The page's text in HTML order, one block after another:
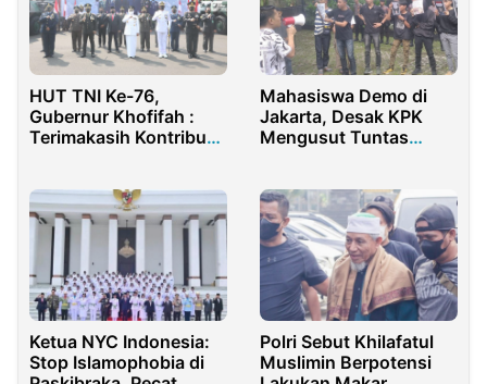
HUT TNI Ke-76,
Gubernur Khofifah :
Terimakasih Kontribusi
Mahasiswa Demo di
Jakarta, Desak KPK
Mengusut Tuntas
Ketua NYC Indonesia:
Stop Islamophobia di
Polri Sebut Khilafatul
Muslimin Berpotensi